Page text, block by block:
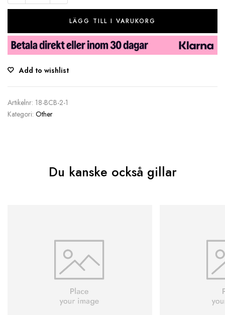
LÄGG TILL I VARUKORG
Add to wishlist
Artikelnr: 18-BCB-2-1
Kategori: Other
Du kanske också gillar